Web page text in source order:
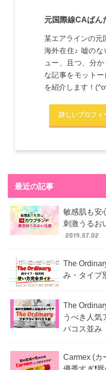
元国際線CAぱん
某エアラインの
海外在住♪ 嘘のな
ュー、且つ、分
な記事をモット
を紹介します！
詳しいプロフィ
最近の記事
敏感肌も安
刺激うるお
2019.07.02
The
み・タイプ
The
うべき人気
パコス並み
Carmex (カ